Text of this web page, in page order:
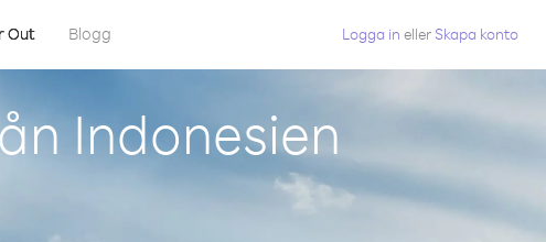
Out Blogg Logga in eller Skapa konto
Indonesien